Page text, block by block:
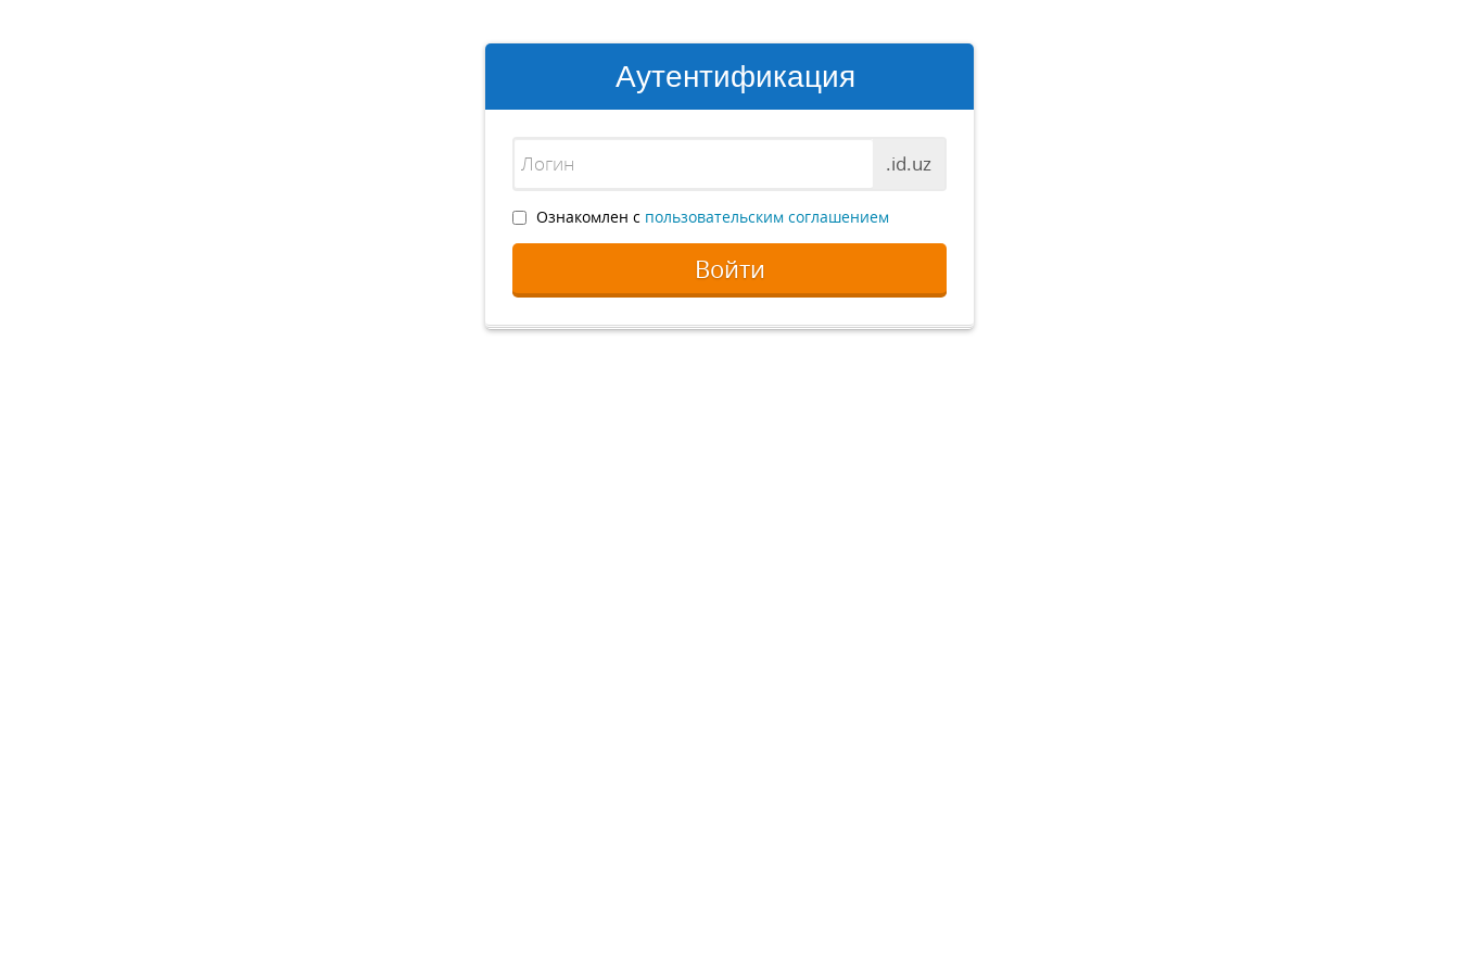
Аутентификация
.id.uz
Ознакомлен с пользовательским соглашением
Войти